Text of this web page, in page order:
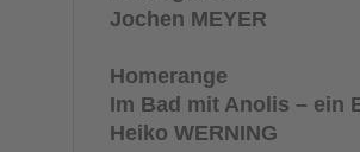
Jochen MEYER
Homerange
Im Bad mit Anolis – ein
Heiko WERNING